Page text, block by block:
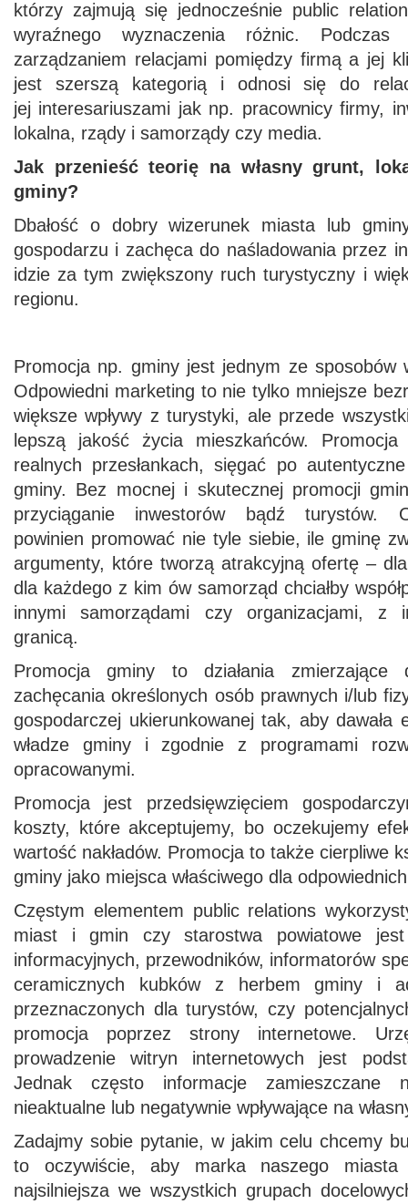
którzy zajmują się jednocześnie public
wyraźnego wyznaczenia różnic.
zarządzaniem relacjami pomiędzy firmą a jej
jest szerszą kategorią i odnosi się do
jej interesariuszami jak np. pracownicy firmy,
lokalna, rządy i samorządy czy media.
Jak przenieść teorię na własny grunt,
gminy?
Dbałość o dobry wizerunek miasta lub
gospodarzu i zachęca do naśladowania przez
idzie za tym zwiększony ruch turystyczny i
regionu.
Promocja np. gminy jest jednym ze sposobów
Odpowiedni marketing to nie tylko mniejsze
większe wpływy z turystyki, ale przede
lepszą jakość życia mieszkańców.
realnych przesłankach, sięgać po
gminy. Bez mocnej i skutecznej promocji
przyciąganie inwestorów bądź turystów.
powinien promować nie tyle siebie, ile gminę
argumenty, które tworzą atrakcyjną ofertę –
dla każdego z kim ów samorząd chciałby
innymi samorządami czy organizacjami, z
granicą.
Promocja gminy to działania zmierzające
zachęcania określonych osób prawnych i/lub
gospodarczej ukierunkowanej tak, aby dawała
władze gminy i zgodnie z programami
opracowanymi.
Promocja jest przedsięwzięciem
koszty, które akceptujemy, bo oczekujemy
wartość nakładów. Promocja to także cierpliwe
gminy jako miejsca właściwego dla
Częstym elementem public relations
miast i gmin czy starostwa powiatowe jest
informacyjnych, przewodników, informatorów
ceramicznych kubków z herbem gminy i
przeznaczonych dla turystów, czy
promocja poprzez strony internetowe.
prowadzenie witryn internetowych jest
Jednak często informacje
nieaktualne lub negatywnie wpływające na
Zadajmy sobie pytanie, w jakim celu chcemy
to oczywiście, aby marka naszego
najsilniejsza we wszystkich grupach